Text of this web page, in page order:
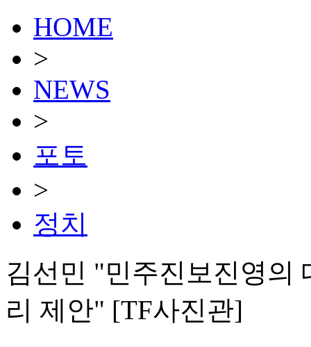
HOME
>
NEWS
>
포토
>
정치
김선민 "민주진보진영의
리 제안" [TF사진관]